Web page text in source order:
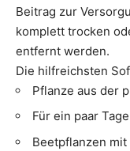
Beitrag zur
komplett trocken
entfernt werden.
Die hilfreichsten
Pflanze aus der
Für ein paar
Beetpflanzen